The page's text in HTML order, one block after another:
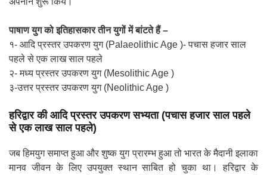
पाषाण युग को इतिहासकार तीन युगों में बांटते हैं –
१- आदि प्रस्तर उपकरण युग (Palaeolithic Age )- पचास हजार साल
पहले से एक लाख साल पहले
२- मध्य प्रस्तर उपकरण युग (Mesolithic Age )
३-उत्तर प्रस्तर उपकरण युग (Neolithic Age )
हरिद्वार की आदि प्रस्तर उपकरण सभ्यता (पचास हजार साल पहले
से एक लाख साल पहले)
जब हिमयुग समाप्त हुआ और शुष्क युग प्रारम्भ हुआ तो भारत के मैदानी इलाका
मानव जीवन के लिए उपयुक्त स्थान साबित हो चुका था। हरिद्वार के